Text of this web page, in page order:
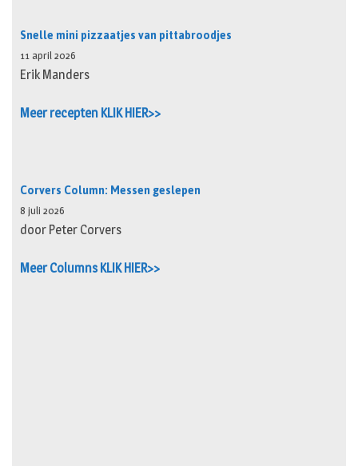
Snelle mini pizzaatjes van pittabroodjes
11 april 2026
Erik Manders
Meer recepten KLIK HIER>>
Corvers Column: Messen geslepen
8 juli 2026
door Peter Corvers
Meer Columns KLIK HIER>>